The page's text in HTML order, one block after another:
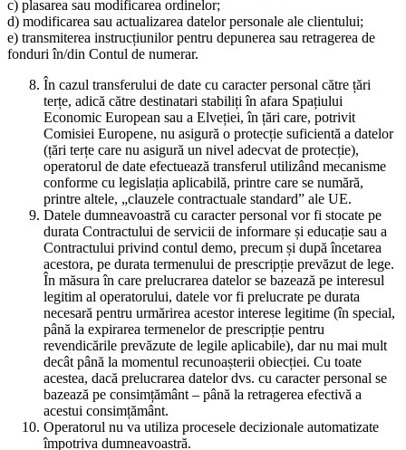
c) plasarea sau modificarea ordinelor;
d) modificarea sau actualizarea datelor personale ale clientului;
e) transmiterea instrucțiunilor pentru depunerea sau retragerea de
fonduri în/din Contul de numerar.
În cazul transferului de date cu caracter personal către țări
terțe, adică către destinatari stabiliți în afara Spațiului
Economic European sau a Elveției, în țări care, potrivit
Comisiei Europene, nu asigură o protecție suficientă a datelor
(țări terțe care nu asigură un nivel adecvat de protecție),
operatorul de date efectuează transferul utilizând mecanisme
conforme cu legislația aplicabilă, printre care se numără,
printre altele, „clauzele contractuale standard” ale UE.
Datele dumneavoastră cu caracter personal vor fi stocate pe
durata Contractului de servicii de informare și educație sau a
Contractului privind contul demo, precum și după încetarea
acestora, pe durata termenului de prescripție prevăzut de lege.
În măsura în care prelucrarea datelor se bazează pe interesul
legitim al operatorului, datele vor fi prelucrate pe durata
necesară pentru urmărirea acestor interese legitime (în special,
până la expirarea termenelor de prescripție pentru
revendicările prevăzute de legile aplicabile), dar nu mai mult
decât până la momentul recunoașterii obiecției. Cu toate
acestea, dacă prelucrarea datelor dvs. cu caracter personal se
bazează pe consimțământ – până la retragerea efectivă a
acestui consimțământ.
Operatorul nu va utiliza procesele decizionale automatizate
împotriva dumneavoastră.